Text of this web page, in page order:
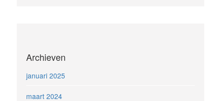
Archieven
januari 2025
maart 2024